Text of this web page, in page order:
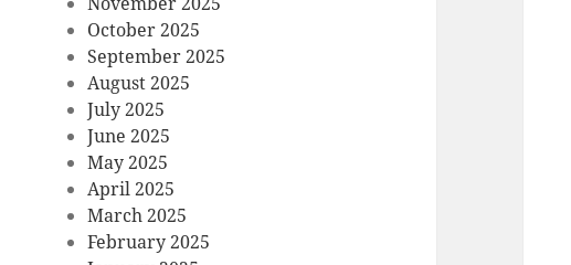
October 2025
September 2025
August 2025
July 2025
June 2025
May 2025
April 2025
March 2025
February 2025